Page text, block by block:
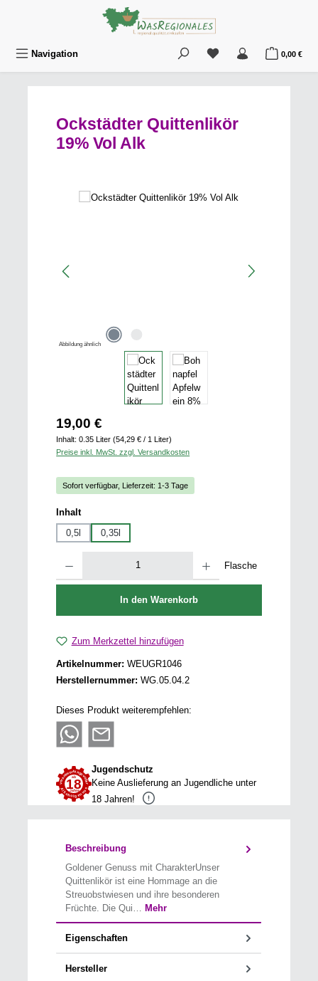
Zum Hauptinhalt springen
Navigation Du hast 0 Produkte
0,00 €
Ockstädter Quittenlikör
19% Vol Alk
Bildergalerie überspringen
Abbildung ähnlich
Regulärer Preis:
19,00 €
Inhalt:0.35 Liter(54,29 € / 1 Liter)
Preise inkl. MwSt. zzgl. Versandkosten
Sofort verfügbar, Lieferzeit: 1-3 Tage
Inhaltauswählen
0,5l
0,35l
Flasche
In den Warenkorb
Zum Merkzettel hinzufügen
Artikelnummer:WEUGR1046
Herstellernummer:WG.05.04.2
Dieses Produkt weiterempfehlen:
Jugendschutz
Keine Auslieferung an Jugendliche unter
18 Jahren!
Beschreibung
Goldener Genuss mit CharakterUnser
Quittenlikör ist eine Hommage an die
Streuobstwiesen und ihre besonderen
Früchte. Die Qui…
Mehr
Eigenschaften
Hersteller